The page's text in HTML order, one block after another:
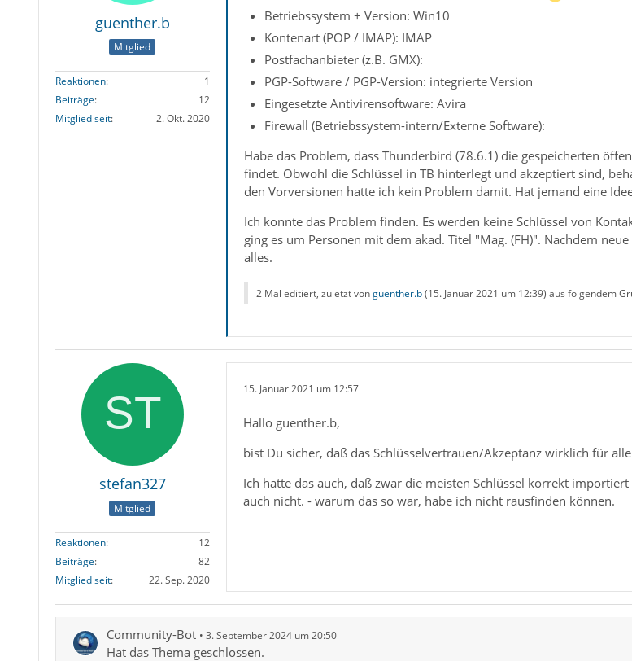
guenther.b
Mitglied
Reaktionen
1
Beiträge
12
Mitglied seit
2. Okt. 2020
Betriebssystem + Version: Win10
Kontenart (POP / IMAP): IMAP
Postfachanbieter (z.B. GMX):
PGP-Software / PGP-Version: integrierte Version
Eingesetzte Antivirensoftware: Avira
Firewall (Betriebssystem-intern/Externe Software):
Habe das Problem, dass Thunderbird (78.6.1) die gespeicherten
findet. Obwohl die Schlüssel in TB hinterlegt und akzeptiert sind,
den Vorversionen hatte ich kein Problem damit. Hat jemand eine
Ich konnte das Problem finden. Es werden keine Schlüssel von
ging es um Personen mit dem akad. Titel "Mag. (FH)". Nachdem
alles.
2 Mal editiert, zuletzt vonguenther.b(15. Januar 2021 um 12:39) aus folgendem
stefan327
Mitglied
Reaktionen
12
Beiträge
82
Mitglied seit
22. Sep. 2020
15. Januar 2021 um 12:57
Hallo guenther.b,
bist Du sicher, daß das Schlüsselvertrauen/Akzeptanz wirklich für
Ich hatte das auch, daß zwar die meisten Schlüssel korrekt
auch nicht. - warum das so war, habe ich nicht rausfinden können.
Community-Bot 3. September 2024 um 20:50
Hat das Thema geschlossen.